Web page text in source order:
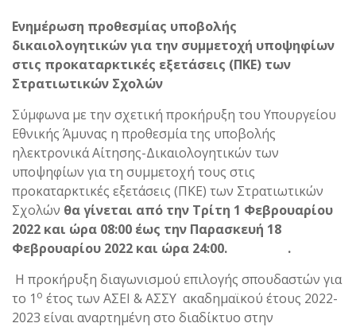
Ενημέρωση προθεσμίας υποβολής
δικαιολογητικών για την συμμετοχή υποψηφίων
στις προκαταρκτικές εξετάσεις (ΠΚΕ) των
Στρατιωτικών Σχολών
Σύμφωνα με την σχετική προκήρυξη του Υπουργείου
Εθνικής Άμυνας η προθεσμία της υποβολής
ηλεκτρονικά Αίτησης-Δικαιολογητικών των
υποψηφίων για τη συμμετοχή τους στις
προκαταρκτικές εξετάσεις (ΠΚΕ) των Στρατιωτικών
Σχολών θα γίνεται από την Τρίτη 1 Φεβρουαρίου
2022 και ώρα 08:00 έως την Παρασκευή 18
Φεβρουαρίου 2022 και ώρα 24:00.
.
Η προκήρυξη διαγωνισμού επιλογής σπουδαστών για
το 1 ο έτος των ΑΣΕΙ & ΑΣΣΥ ακαδημαϊκού έτους 2022-
2023 είναι αναρτημένη στο διαδίκτυο στην